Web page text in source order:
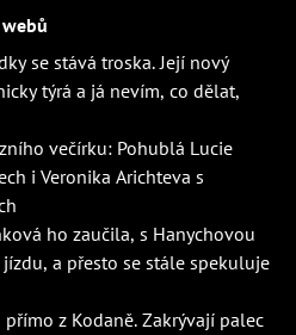
se stává troska. Její nový
týrá a já nevím, co dělat,
večírku: Pohublá Lucie
i Veronika Arichteva s
ho zaučila, s Hanychovou
a přesto se stále spekuluje
z Kodaně. Zakrývají palec